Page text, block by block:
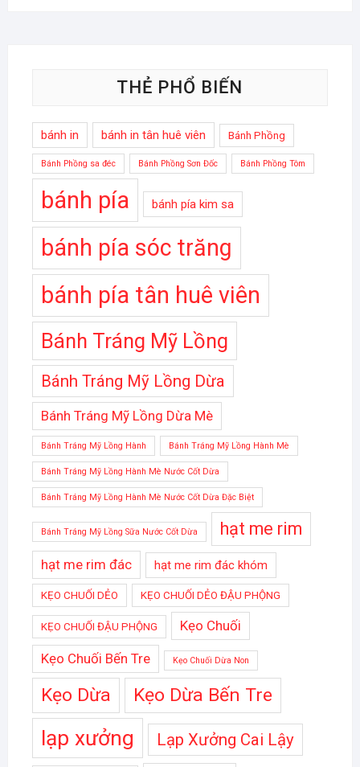
THẺ PHỔ BIẾN
bánh in bánh in tân huê viên Bánh Phồng
Bánh Phồng sa đéc Bánh Phồng Sơn Đốc Bánh Phồng Tôm
bánh pía bánh pía kim sa
bánh pía sóc trăng
bánh pía tân huê viên
Bánh Tráng Mỹ Lồng
Bánh Tráng Mỹ Lồng Dừa
Bánh Tráng Mỹ Lồng Dừa Mè
Bánh Tráng Mỹ Lồng Hành Bánh Tráng Mỹ Lồng Hành Mè
Bánh Tráng Mỹ Lồng Hành Mè Nước Cốt Dừa
Bánh Tráng Mỹ Lồng Hành Mè Nước Cốt Dừa Đặc Biệt
Bánh Tráng Mỹ Lồng Sữa Nước Cốt Dừa hạt me rim
hạt me rim đác hạt me rim đác khóm
KẸO CHUỐI DẺO KẸO CHUỐI DẺO ĐẬU PHỘNG
KẸO CHUỐI ĐẬU PHỘNG Kẹo Chuối
Kẹo Chuối Bến Tre Kẹo Chuối Dừa Non
Kẹo Dừa Kẹo Dừa Bến Tre
lạp xưởng Lạp Xưởng Cai Lậy